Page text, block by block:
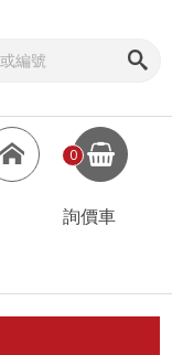
0
詢價車